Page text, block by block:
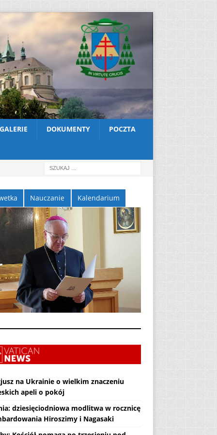
GALERIE DOKUMENTY POCZTA
Nauczanie Kalendarium
na Ukrainie o wielkim znaczeniu
apeli o pokój
dziesięciodniowa modlitwa w rocznicę
Hiroszimy i Nagasaki